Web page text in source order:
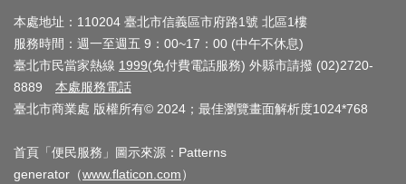
放
宣
告
隱
權
本處地址：110204 臺北市信義區市府路1號 北區1樓
服務時間：週一至週五 9：00~17：00 (中午不休息)
臺北市民當家熱線 1999(免付費電話服務) 外縣市請撥 (02)2720-
8889 本處服務電話
臺北市商業處 版權所有© 2024；最佳瀏覽畫面解析度1024*768
首頁「便民服務」圖示來源：Patterns
generator（www.flaticon.com）